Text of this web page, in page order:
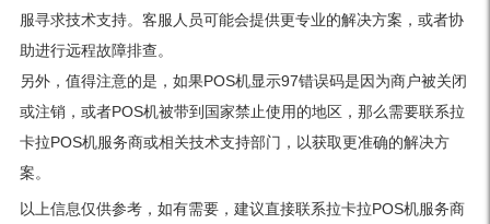
服寻求技术支持。客服人员可能会提供更专业的解决方案，或者协
助进行远程故障排查。
另外，值得注意的是，如果POS机显示97错误码是因为商户被关闭
或注销，或者POS机被带到国家禁止使用的地区，那么需要联系拉
卡拉POS机服务商或相关技术支持部门，以获取更准确的解决方
案。
以上信息仅供参考，如有需要，建议直接联系拉卡拉POS机服务商